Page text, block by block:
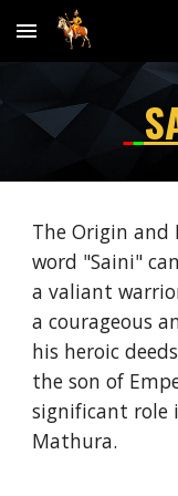
Skip to main content
The Origin and
word "Saini"
a valiant
a courageous
his heroic
the son of
significant role
Mathura.